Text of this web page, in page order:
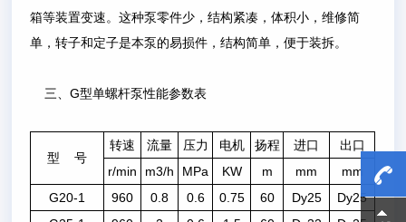
箱等装置变速。这种泵零件少，结构紧凑，体积小，维修简
单，转子和定子是本泵的易损件，结构简单，便于装拆。
三、G型单螺杆泵性能参数表
型 号
转速 流量 压力 电机 扬程 进口
出口
r/min
m3/h MPa KW m mm
mm
G20-1
960 0.8 0.6 0.75 60 Dy25
Dy25